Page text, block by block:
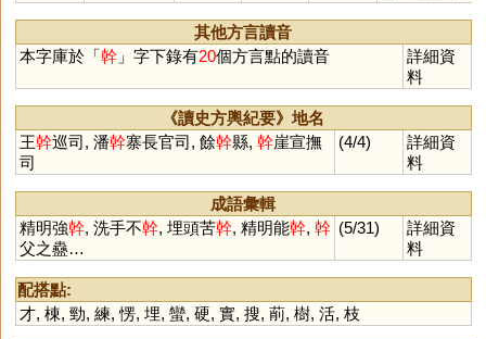
其他方言讀音
本字庫於「幹 」字下錄有20個方言點的讀音
詳細資
料
《讀史方輿紀要》地名
王幹巡司, 潘幹寨長官司, 餘幹縣, 幹崖宣撫
司
(4/4)
詳細資
料
成語彙輯
精明強幹, 洗手不幹, 埋頭苦幹, 精明能幹, 幹
父之蠱…
(5/31)
詳細資
料
配搭點:
才, 棟, 勁, 練,愣, 埋, 蠻, 硬, 實, 搜, 萷, 樹, 活, 枝